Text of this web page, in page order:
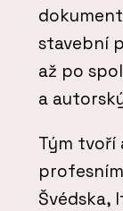
stavební
až po
a
Tým tvoří
Švédska,